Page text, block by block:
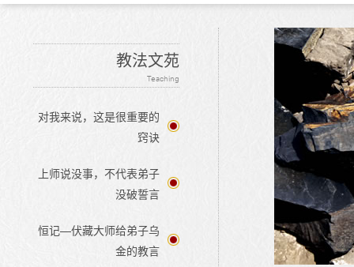
教法文苑
Teaching
对我来说，这是很重要的
窍诀
上师说没事，不代表弟子
没破誓言
恒记—伏藏大师给弟子乌
金的教言